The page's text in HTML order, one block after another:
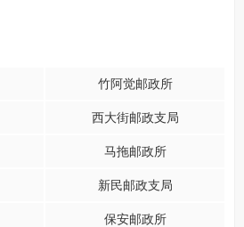
竹阿觉邮政所
西大街邮政支局
马拖邮政所
新民邮政支局
保安邮政所